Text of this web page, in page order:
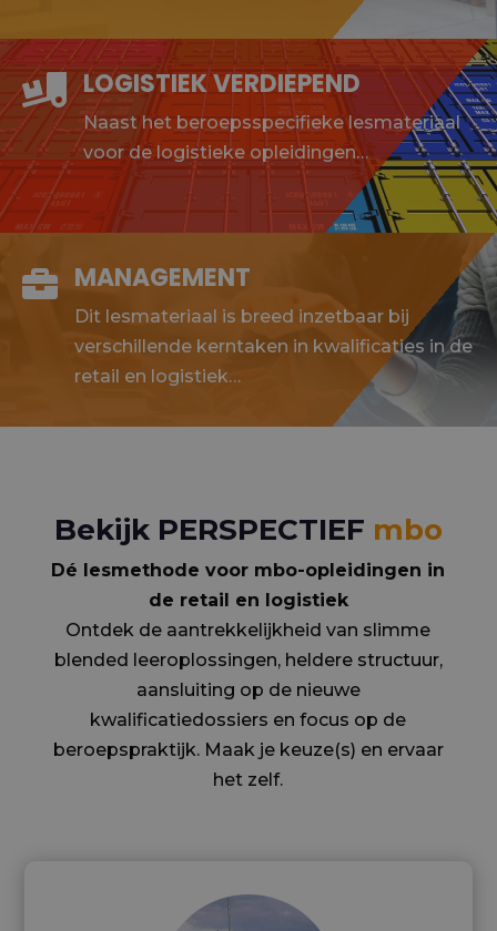
 LOGISTIEK VERDIEPEND
Naast het beroepsspecifieke lesmateriaal
voor de logistieke opleidingen…
 MANAGEMENT
Dit lesmateriaal is breed inzetbaar bij
verschillende kerntaken in kwalificaties in de
retail en logistiek…
Bekijk PERSPECTIEF mbo
Dé lesmethode voor mbo-opleidingen in
de retail en logistiek
Ontdek de aantrekkelijkheid van slimme
blended leeroplossingen, heldere structuur,
aansluiting op de nieuwe
kwalificatiedossiers en focus op de
beroepspraktijk. Maak je keuze(s) en ervaar
het zelf.